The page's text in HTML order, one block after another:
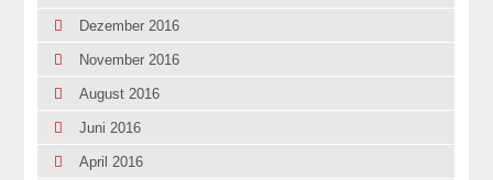
Dezember 2016
November 2016
August 2016
Juni 2016
April 2016